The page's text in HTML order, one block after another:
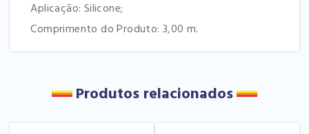
Aplicação: Silicone;
Comprimento do Produto: 3,00 m.
Produtos relacionados